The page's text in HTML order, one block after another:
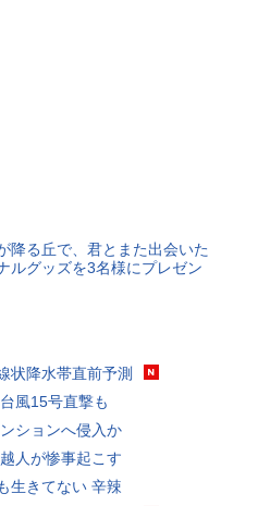
降る丘で、君とまた出会いた
ルグッズを3名様にプレゼン
状降水帯直前予測
風15号直撃も
ションへ侵入か
人が惨事起こす
生きてない 辛辣